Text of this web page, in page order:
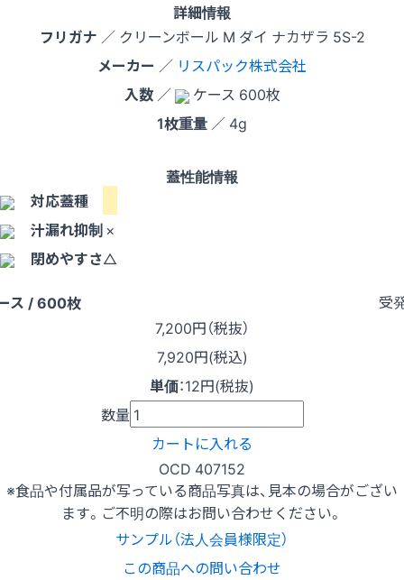
詳細情報
フリガナ ／ クリーンボール M ダイ ナカザラ 5S-2
メーカー ／ リスパック株式会社
入数／
ケース 600枚
1枚重量 ／ 4g
蓋性能情報
対応蓋種
汁漏れ抑制×
閉めやすさ△
ス / 600枚
受
7,200円（税抜）
7,920円(税込)
単価：12円(税抜)
数量
カートに入れる
OCD 407152
※食品や付属品が写っている商品写真は、見本の場合がござい
ます。ご不明の際はお問い合わせください。
サンプル（法人会員様限定）
この商品への問い合わせ